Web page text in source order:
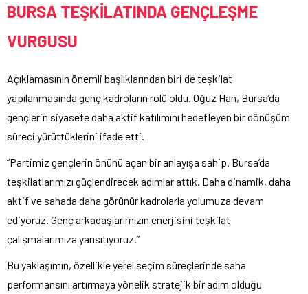
BURSA TEŞKİLATINDA GENÇLEŞME
VURGUSU
Açıklamasının önemli başlıklarından biri de teşkilat
yapılanmasında genç kadroların rolü oldu. Oğuz Han, Bursa’da
gençlerin siyasete daha aktif katılımını hedefleyen bir dönüşüm
süreci yürüttüklerini ifade etti.
“Partimiz gençlerin önünü açan bir anlayışa sahip. Bursa’da
teşkilatlarımızı güçlendirecek adımlar attık. Daha dinamik, daha
aktif ve sahada daha görünür kadrolarla yolumuza devam
ediyoruz. Genç arkadaşlarımızın enerjisini teşkilat
çalışmalarımıza yansıtıyoruz.”
Bu yaklaşımın, özellikle yerel seçim süreçlerinde saha
performansını artırmaya yönelik stratejik bir adım olduğu